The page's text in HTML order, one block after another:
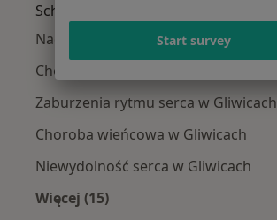
Schorzenia w Gliwicach
Nadciśnienie tętnicze w Gliwicach
Choroby serca w Gliwicach
Zaburzenia rytmu serca w Gliwicach
Choroba wieńcowa w Gliwicach
Niewydolność serca w Gliwicach
Więcej (15)
Start survey